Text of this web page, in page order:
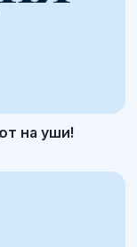
на уши!